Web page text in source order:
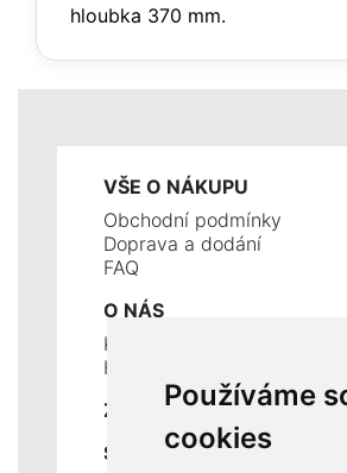
Používáme
cookies
hloubka 370 mm.
VŠE O NÁKUPU
Obchodní podmínky
Doprava a dodání
FAQ
O NÁS
Kontakty
Historie a současnost
ZÁKLADNÍ ÚDAJE
SLUŽBY